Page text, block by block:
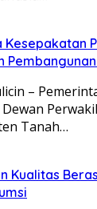
–
Tanah…
Kualitas